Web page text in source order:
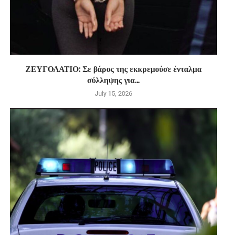
ΖΕΥΓΟΛΑΤΙΟ: Σε βάρος της εκκρεμούσε ένταλμα
σύλληψης για...
July 15, 2026